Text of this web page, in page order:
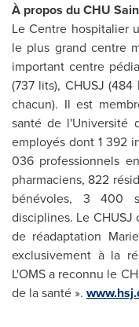
À propos du CHU
Le Centre hospitalier
le plus grand centre
important centre
(737 lits), CHUSJ
chacun). Il est
santé de l'Université
employés dont 1 392
036 professionnels
pharmaciens, 822
bénévoles, 3 400
disciplines. Le
de réadaptation
exclusivement à la
L'OMS a reconnu le
de la santé ».